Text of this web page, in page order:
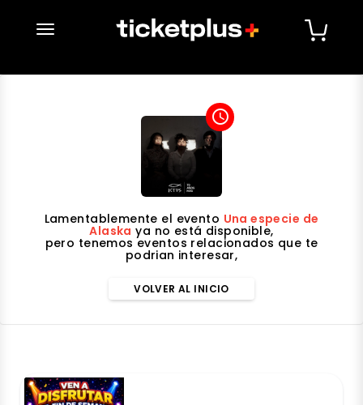
desplegar navegación
access_time
Lamentablemente el evento Una especie de
Alaska ya no está disponible,
pero tenemos eventos relacionados que te
podrian interesar,
VOLVER AL INICIO